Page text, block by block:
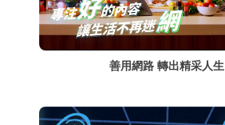
善用網路 轉出精采人生